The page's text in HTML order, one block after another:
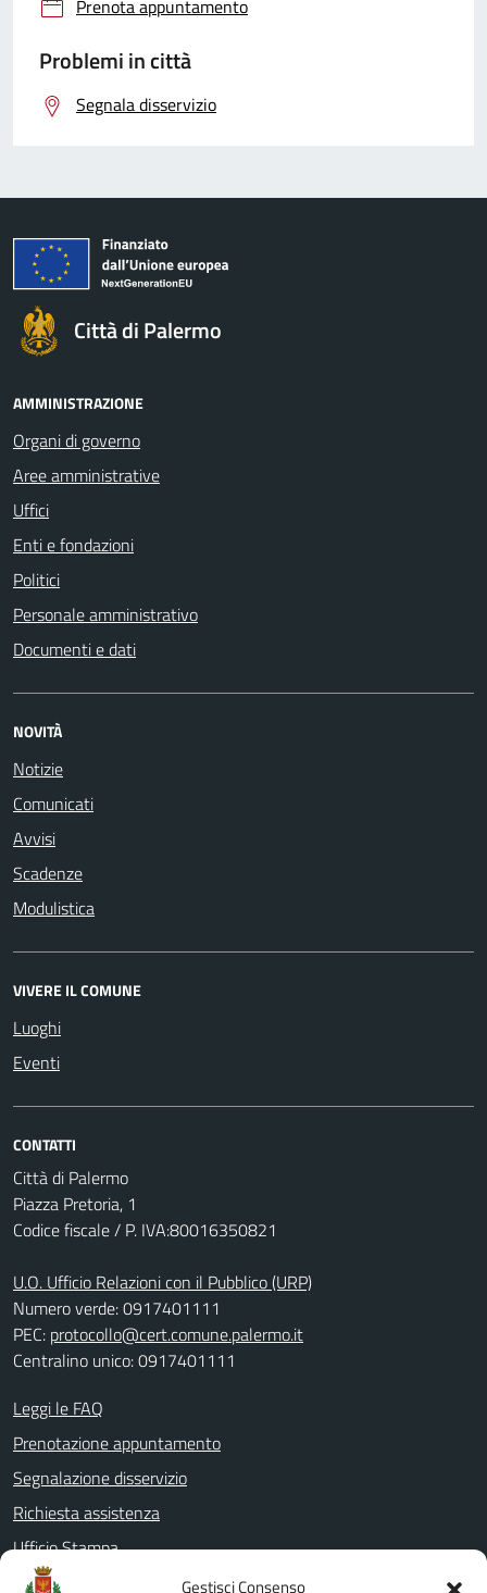
Gestisci Consenso
Prenota appuntamento
Problemi in città
Segnala disservizio
Città di Palermo
AMMINISTRAZIONE
Organi di governo
Aree amministrative
Uffici
Enti e fondazioni
Politici
Personale amministrativo
Documenti e dati
NOVITÀ
Notizie
Comunicati
Avvisi
Scadenze
Modulistica
VIVERE IL COMUNE
Luoghi
Eventi
CONTATTI
Città di Palermo
Piazza Pretoria, 1
Codice fiscale / P. IVA:80016350821
U.O. Ufficio Relazioni con il Pubblico (URP)
Numero verde: 0917401111
PEC: protocollo@cert.comune.palermo.it
Centralino unico: 0917401111
Leggi le FAQ
Prenotazione appuntamento
Segnalazione disservizio
Richiesta assistenza
Ufficio Stampa
Amministrazione Trasparente